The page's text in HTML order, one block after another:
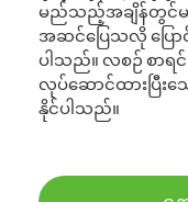
မည်သည့်အချိန်တွင်
အဆင်ပြေသလို ပြေ
ပါသည်။ လစဉ် စာရ
လုပ်ဆောင်ထားပြီးသ
နိုင်ပါသည်။